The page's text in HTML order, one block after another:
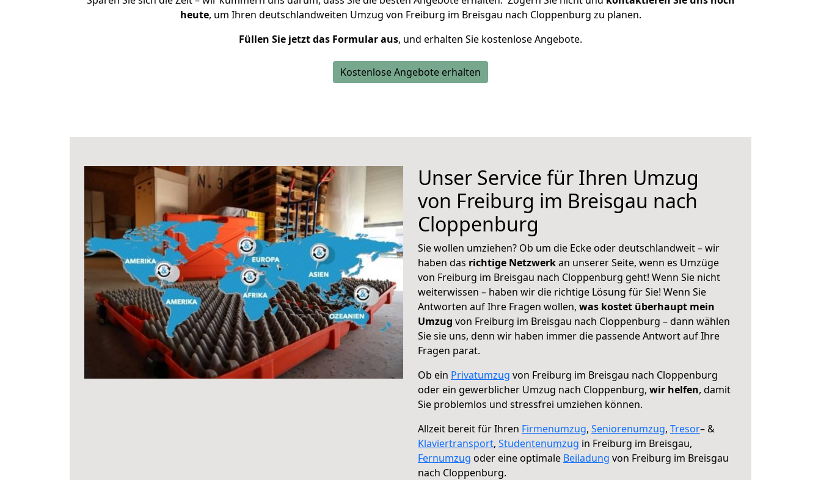
heute, um Ihren deutschlandweiten Umzug von Freiburg im Breisgau nach Cloppenburg zu planen.
Füllen Sie jetzt das Formular aus, und erhalten Sie kostenlose Angebote.
Kostenlose Angebote erhalten
Unser Service für Ihren Umzug
von Freiburg im Breisgau nach
Cloppenburg
Sie wollen umziehen? Ob um die Ecke oder deutschlandweit – wir
haben das richtige Netzwerkan unserer Seite, wenn es Umzüge
von Freiburg im Breisgau nach Cloppenburg geht! Wenn Sie nicht
weiterwissen – haben wir die richtige Lösung für Sie! Wenn Sie
Antworten auf Ihre Fragen wollen, was kostet überhaupt mein
Umzug von Freiburg im Breisgau nach Cloppenburg – dann wählen
Sie sie uns, denn wir haben immer die passende Antwort auf Ihre
Fragen parat.
Ob ein Privatumzug von Freiburg im Breisgau nach Cloppenburg
oder ein gewerblicher Umzug nach Cloppenburg, wir helfen, damit
Sie problemlos und stressfrei umziehen können.
Allzeit bereit für Ihren Firmenumzug, Seniorenumzug, Tresor– &
Klaviertransport, Studentenumzug in Freiburg im Breisgau,
Fernumzug oder eine optimale Beiladung von Freiburg im Breisgau
nach Cloppenburg.